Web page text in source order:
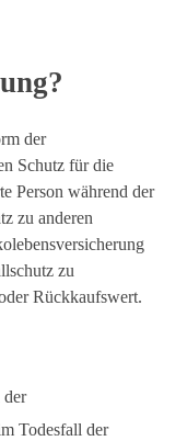
der
Schutz für die
Person während der
zu anderen
zu
Rückkaufswert.
Todesfall der